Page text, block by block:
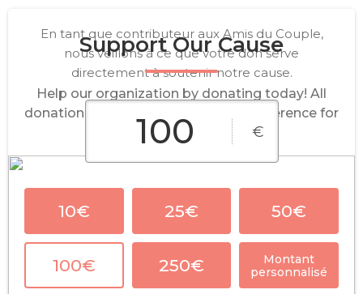
Support Our Cause
Help our organization by donating today! All
donations go directly to making a difference for
our cause.
En tant que contributeur aux Amis du Couple,
nous veillons à ce que votre don serve
directement à soutenir notre cause.
€
10€ 25€ 50€
100€ 250€
Montant
personnalisé